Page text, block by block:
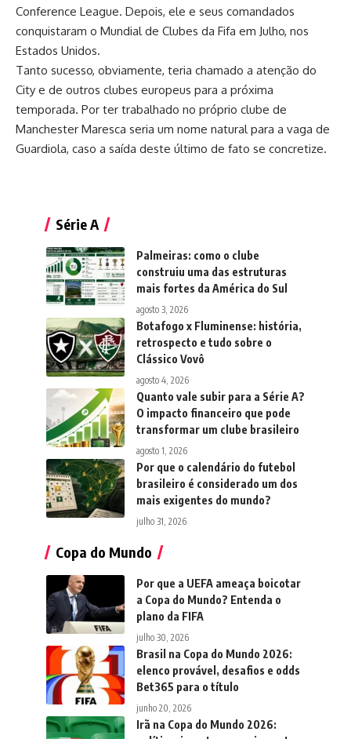
Conference League. Depois, ele e seus comandados
conquistaram o Mundial de Clubes da Fifa em Julho, nos
Estados Unidos.
Tanto sucesso, obviamente, teria chamado a atenção do
City e de outros clubes europeus para a próxima
temporada. Por ter trabalhado no próprio clube de
Manchester Maresca seria um nome natural para a vaga de
Guardiola, caso a saída deste último de fato se concretize.
Série A
Palmeiras: como o clube
construiu uma das estruturas
mais fortes da América do Sul
agosto 3, 2026
Botafogo x Fluminense: história,
retrospecto e tudo sobre o
Clássico Vovô
agosto 4, 2026
Quanto vale subir para a Série A?
O impacto financeiro que pode
transformar um clube brasileiro
agosto 1, 2026
Por que o calendário do futebol
brasileiro é considerado um dos
mais exigentes do mundo?
julho 31, 2026
Copa do Mundo
Por que a UEFA ameaça boicotar
a Copa do Mundo? Entenda o
plano da FIFA
julho 30, 2026
Brasil na Copa do Mundo 2026:
elenco provável, desafios e odds
Bet365 para o título
junho 20, 2026
Irã na Copa do Mundo 2026: